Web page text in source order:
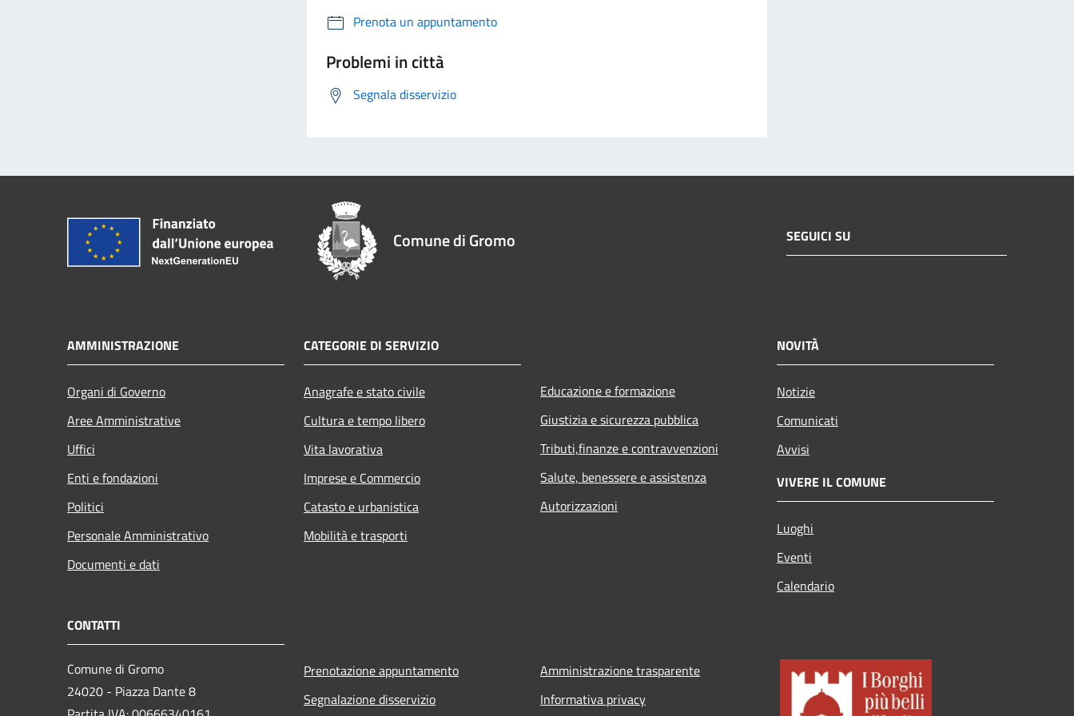
Prenota un appuntamento
Problemi in città
Segnala disservizio
Comune di Gromo SEGUICI SU
AMMINISTRAZIONE
Organi di Governo
Aree Amministrative
Uffici
Enti e fondazioni
Politici
Personale Amministrativo
Documenti e dati
CATEGORIE DI SERVIZIO
Anagrafe e stato civile
Cultura e tempo libero
Vita lavorativa
Imprese e Commercio
Catasto e urbanistica
Mobilità e trasporti
Educazione e formazione
Giustizia e sicurezza pubblica
Tributi,finanze e contravvenzioni
Salute, benessere e assistenza
Autorizzazioni
NOVITÀ
Notizie
Comunicati
Avvisi
VIVERE IL COMUNE
Luoghi
Eventi
Calendario
CONTATTI
Comune di Gromo
24020 - Piazza Dante 8
Prenotazione appuntamento
Segnalazione disservizio
Amministrazione trasparente
Informativa privacy